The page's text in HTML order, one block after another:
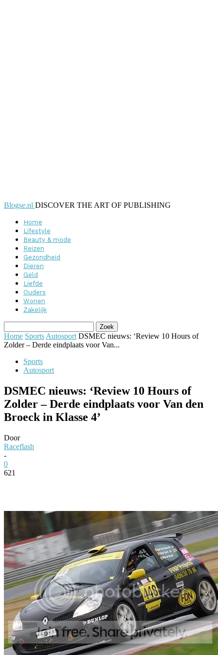
Blogse.nl DISCOVER THE ART OF PUBLISHING
Home
Lifestyle
Beauty & mode
Reizen
Gezondheid
Dieren
Geld
Liefde
Ouders
Wonen
Zakelijk
Home Sports Autosport DSMEC nieuws: ‘Review 10 Hours of
Zolder – Derde eindplaats voor Van...
Sports
Autosport
DSMEC nieuws: ‘Review 10 Hours of
Zolder – Derde eindplaats voor Van den
Broeck in Klasse 4’
Door
Raceflash
-
0
621